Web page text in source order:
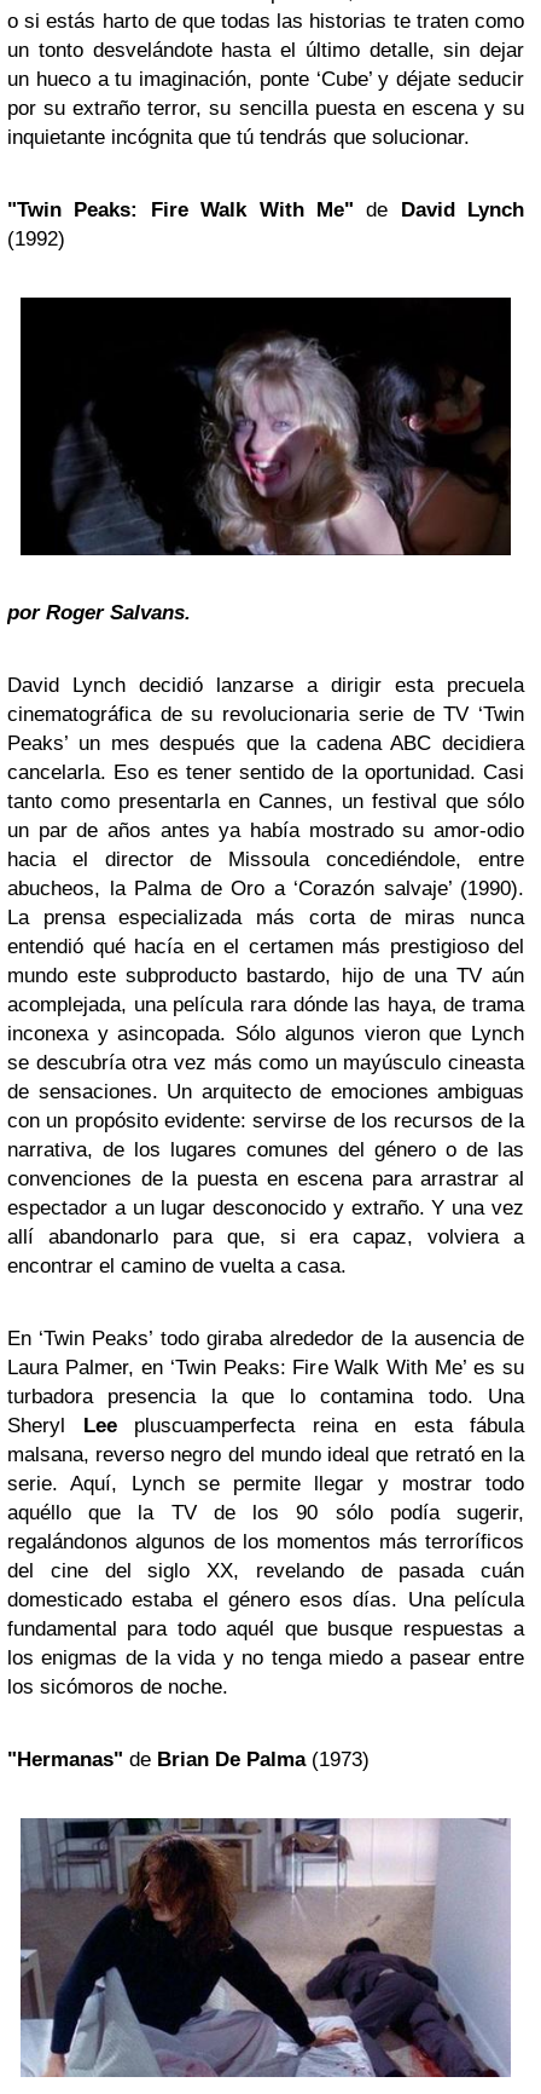
o si estás harto de que todas las historias te traten como
un tonto desvelándote hasta el último detalle, sin dejar
un hueco a tu imaginación, ponte ‘Cube’ y déjate seducir
por su extraño terror, su sencilla puesta en escena y su
inquietante incógnita que tú tendrás que solucionar.
"Twin Peaks: Fire Walk With Me" de David Lynch
(1992)
por Roger Salvans.
David Lynch decidió lanzarse a dirigir esta precuela
cinematográfica de su revolucionaria serie de TV ‘Twin
Peaks’ un mes después que la cadena ABC decidiera
cancelarla. Eso es tener sentido de la oportunidad. Casi
tanto como presentarla en Cannes, un festival que sólo
un par de años antes ya había mostrado su amor-odio
hacia el director de Missoula concediéndole, entre
abucheos, la Palma de Oro a ‘Corazón salvaje’ (1990).
La prensa especializada más corta de miras nunca
entendió qué hacía en el certamen más prestigioso del
mundo este subproducto bastardo, hijo de una TV aún
acomplejada, una película rara dónde las haya, de trama
inconexa y asincopada. Sólo algunos vieron que Lynch
se descubría otra vez más como un mayúsculo cineasta
de sensaciones. Un arquitecto de emociones ambiguas
con un propósito evidente: servirse de los recursos de la
narrativa, de los lugares comunes del género o de las
convenciones de la puesta en escena para arrastrar al
espectador a un lugar desconocido y extraño. Y una vez
allí abandonarlo para que, si era capaz, volviera a
encontrar el camino de vuelta a casa.
En ‘Twin Peaks’ todo giraba alrededor de la ausencia de
Laura Palmer, en ‘Twin Peaks: Fire Walk With Me’ es su
turbadora presencia la que lo contamina todo. Una
Sheryl
Leepluscuamperfecta reina en esta fábula
malsana, reverso negro del mundo ideal que retrató en la
serie. Aquí, Lynch se permite llegar y mostrar todo
aquéllo que la TV de los 90 sólo podía sugerir,
regalándonos algunos de los momentos más terroríficos
del cine del siglo XX, revelando de pasada cuán
domesticado estaba el género esos días. Una película
fundamental para todo aquél que busque respuestas a
los enigmas de la vida y no tenga miedo a pasear entre
los sicómoros de noche.
"Hermanas" de Brian De Palma(1973)